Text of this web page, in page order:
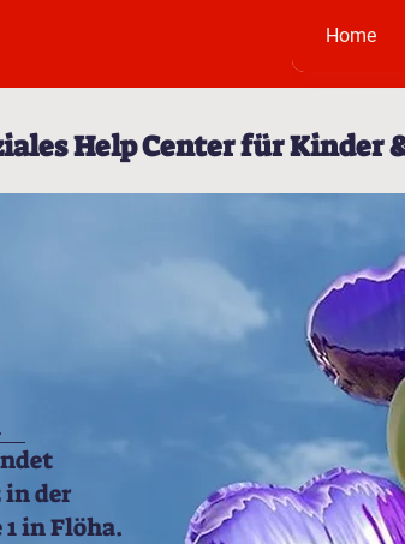
Home
Help Center für Kinder
in der
in Flöha.